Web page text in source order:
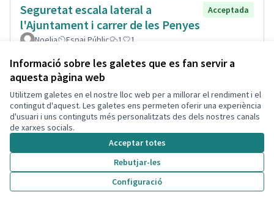
Informació sobre les galetes que es fan servir a
aquesta pàgina web
Utilitzem galetes en el nostre lloc web per a millorar el rendiment i el
contingut d'aquest. Les galetes ens permeten oferir una experiència
d'usuari i uns continguts més personalitzats des dels nostres canals
de xarxes socials.
Acceptar totes
Rebutjar-les
Configuració
Seguretat escala lateral a
l'Ajuntament i carrer de les Penyes
Acceptada
Noelia Espai Públic 1 1
Museïtzació casa passatge Sant
Acceptada